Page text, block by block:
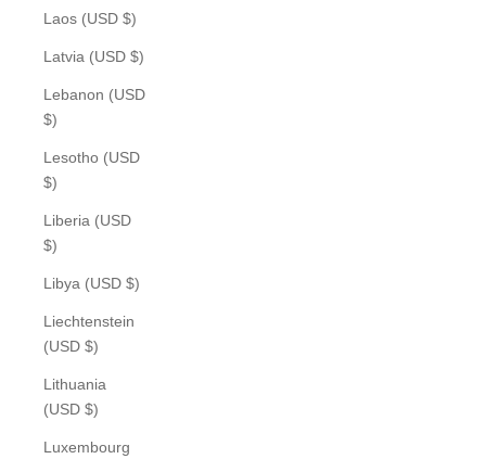
Laos (USD $)
Latvia (USD $)
Lebanon (USD
$)
Lesotho (USD
$)
Liberia (USD
$)
Libya (USD $)
Liechtenstein
(USD $)
Lithuania
(USD $)
Luxembourg